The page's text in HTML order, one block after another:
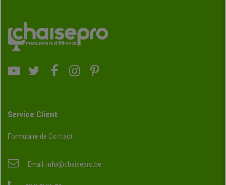
Service Client
Formulaire de Contact
Email: info@chaisepro.be